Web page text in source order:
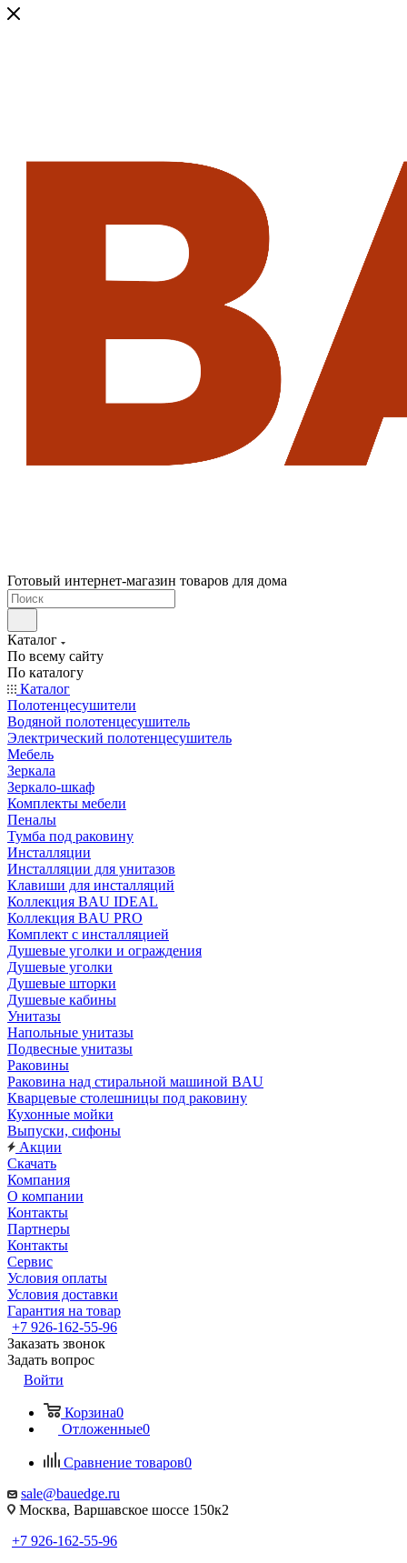
Готовый интернет-магазин товаров для дома
Каталог
По всему сайту
По каталогу
Каталог
Полотенцесушители
Водяной полотенцесушитель
Электрический полотенцесушитель
Мебель
Зеркала
Зеркало-шкаф
Комплекты мебели
Пеналы
Тумба под раковину
Инсталляции
Инсталляции для унитазов
Клавиши для инсталляций
Коллекция BAU IDEAL
Коллекция BAU PRO
Комплект с инсталляцией
Душевые уголки и ограждения
Душевые уголки
Душевые шторки
Душевые кабины
Унитазы
Напольные унитазы
Подвесные унитазы
Раковины
Раковина над стиральной машиной BAU
Кварцевые столешницы под раковину
Кухонные мойки
Выпуски, сифоны
Акции
Скачать
Компания
О компании
Контакты
Партнеры
Контакты
Сервис
Условия оплаты
Условия доставки
Гарантия на товар
+7 926-162-55-96
Заказать звонок
Задать вопрос
Войти
Корзина0
Отложенные0
Сравнение товаров0
sale@bauedge.ru
Москва, Варшавское шоссе 150к2
+7 926-162-55-96